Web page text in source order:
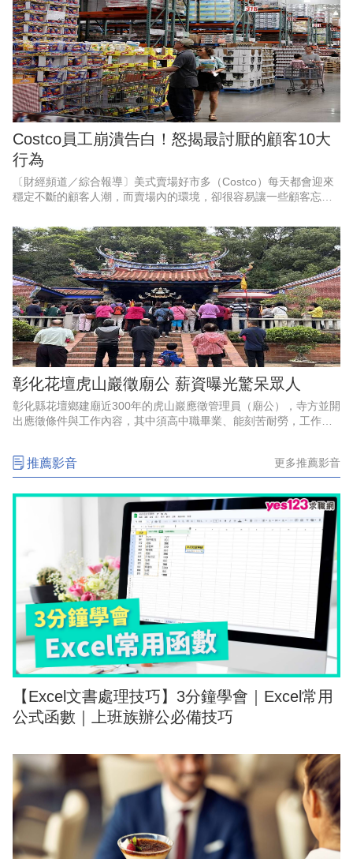
Costco員工崩潰告白！怒揭最討厭的顧客10大
行為
〔財經頻道／綜合報導〕美式賣場好市多（Costco）每天都會迎來
穩定不斷的顧客人潮，而賣場內的環境，卻很容易讓一些顧客忘記
顧
彰化花壇虎山巖徵廟公 薪資曝光驚呆眾人
彰化縣花壇鄉建廟近300年的虎山巖應徵管理員（廟公），寺方並開
出應徵條件與工作內容，其中須高中職畢業、能刻苦耐勞，工作內
推薦影音 更多推薦影音
【Excel文書處理技巧】3分鐘學會｜Excel常用
公式函數｜上班族辦公必備技巧